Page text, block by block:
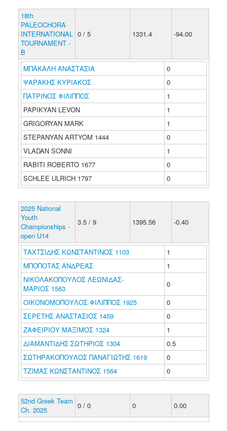
18th
PALEOCHORA
INTERNATIONAL
TOURNAMENT -
B
0 / 5 1331.4 -94.00
ΜΠΑΚΑΛΗ ΑΝΑΣΤΑΣΙΑ
0
ΨΑΡΑΚΗΣ ΚΥΡΙΑΚΟΣ
0
ΠΑΤΡΙΝΟΣ ΦΙΛΙΠΠΟΣ
1
PAPIKYAN LEVON
1
GRIGORYAN MARK
1
STEPANYAN ARTYOM 1444
0
VLADAN SONNI
1
RABITI ROBERTO 1677
0
SCHLEE ULRICH 1797
0
2025 National
Youth
Championships -
open U14
3.5 / 9 1395.56 -0.40
ΤΑΧΤΣΙΔΗΣ ΚΩΝΣΤΑΝΤΙΝΟΣ 1103
1
ΜΠΟΠΟΤΑΣ ΑΝΔΡΕΑΣ
1
ΝΙΚΟΛΑΚΟΠΟΥΛΟΣ ΛΕΩΝΙΔΑΣ-
ΜΑΡΙΟΣ 1563
0
ΟΙΚΟΝΟΜΟΠΟΥΛΟΣ ΦΙΛΙΠΠΟΣ 1925
0
ΣΕΡΕΤΗΣ ΑΝΑΣΤΑΣΙΟΣ 1459
0
ΖΑΦΕΙΡΙΟΥ ΜΑΞΙΜΟΣ 1324
1
ΔΙΑΜΑΝΤΙΔΗΣ ΣΩΤΗΡΙΟΣ 1304
0.5
ΣΩΤΗΡΑΚΟΠΟΥΛΟΣ ΠΑΝΑΓΙΩΤΗΣ 1619
0
ΤΖΙΜΑΣ ΚΩΝΣΤΑΝΤΙΝΟΣ 1564
0
52nd Greek Team
Ch. 2025
0 / 0 0 0.00